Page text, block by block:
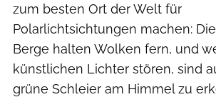
zum besten Ort der Welt für
Polarlichtsichtungen machen:
Berge halten Wolken fern, und
künstlichen Lichter stören, sind
grüne Schleier am Himmel zu